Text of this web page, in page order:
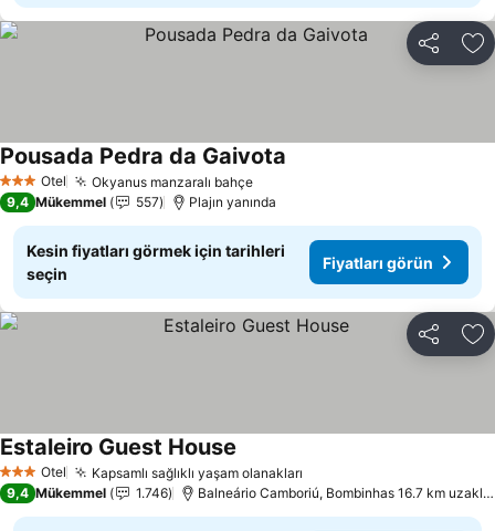
Paylaş
3 YıldızOtel Okyanus manzaralı bahçeFiyatları görün
Pousada Pedra da Gaivota
9,4 Mükemmel 557 Plajın yanında
Kesin fiyatları görmek için tarihleri
seçin
Fiyatları görün
Paylaş
3 YıldızOtel Kapsamlı sağlıklı yaşam olanakları
Estaleiro Guest House
9,4 Mükemmel 1.746 Balneário Camboriú, Bombinhas 16.7 km